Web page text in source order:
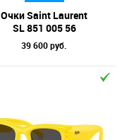
Очки Saint Laurent
SL 851 005 56
39 600 руб.